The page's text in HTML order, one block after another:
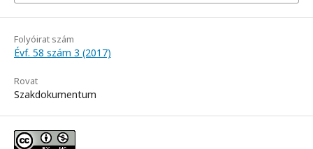
Folyóirat szám
Évf. 58 szám 3 (2017)
Rovat
Szakdokumentum